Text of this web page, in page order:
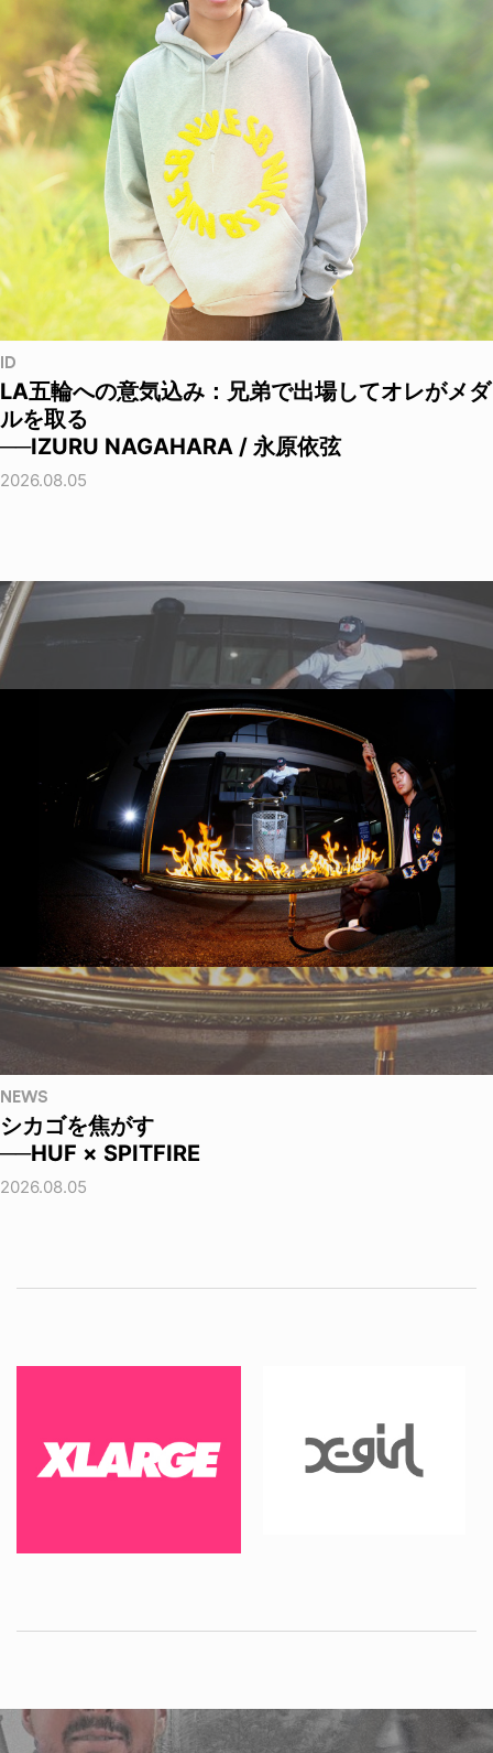
ID
LA五輪への意気込み：兄弟で出場してオレがメダ
ルを取る
──IZURU NAGAHARA / 永原依弦
2026.08.05
NEWS
シカゴを焦がす
──HUF × SPITFIRE
2026.08.05